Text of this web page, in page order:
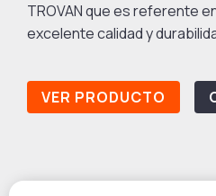
TROVAN que es referente
excelente calidad y
VER PRODUCTO